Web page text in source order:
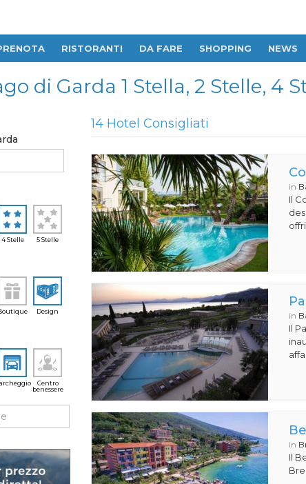
RISTORANTI DA FARE SHOPPING NEWS
di Garda 1 Stella, 2 Stelle, 4
4 Stelle 5 Stelle
Design
Centro
benessere
14 Hotel Consigliati
in
Il
in
Il
in
Il